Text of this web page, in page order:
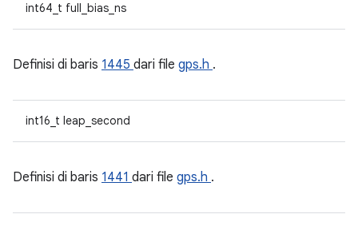
int64_t full_bias_ns
Definisi di baris 1445 dari file gps.h .
int16_t leap_second
Definisi di baris 1441 dari file gps.h .